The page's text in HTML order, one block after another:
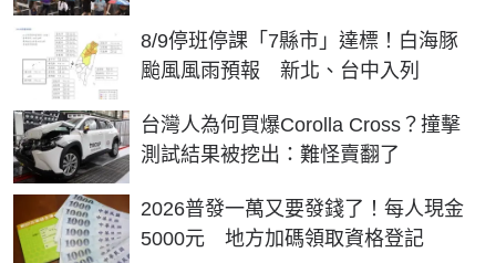
8/9停班停課「7縣市」達標！白海豚
颱風風雨預報 新北、台中入列
台灣人為何買爆Corolla Cross？撞擊
測試結果被挖出：難怪賣翻了
2026普發一萬又要發錢了！每人現金
5000元 地方加碼領取資格登記